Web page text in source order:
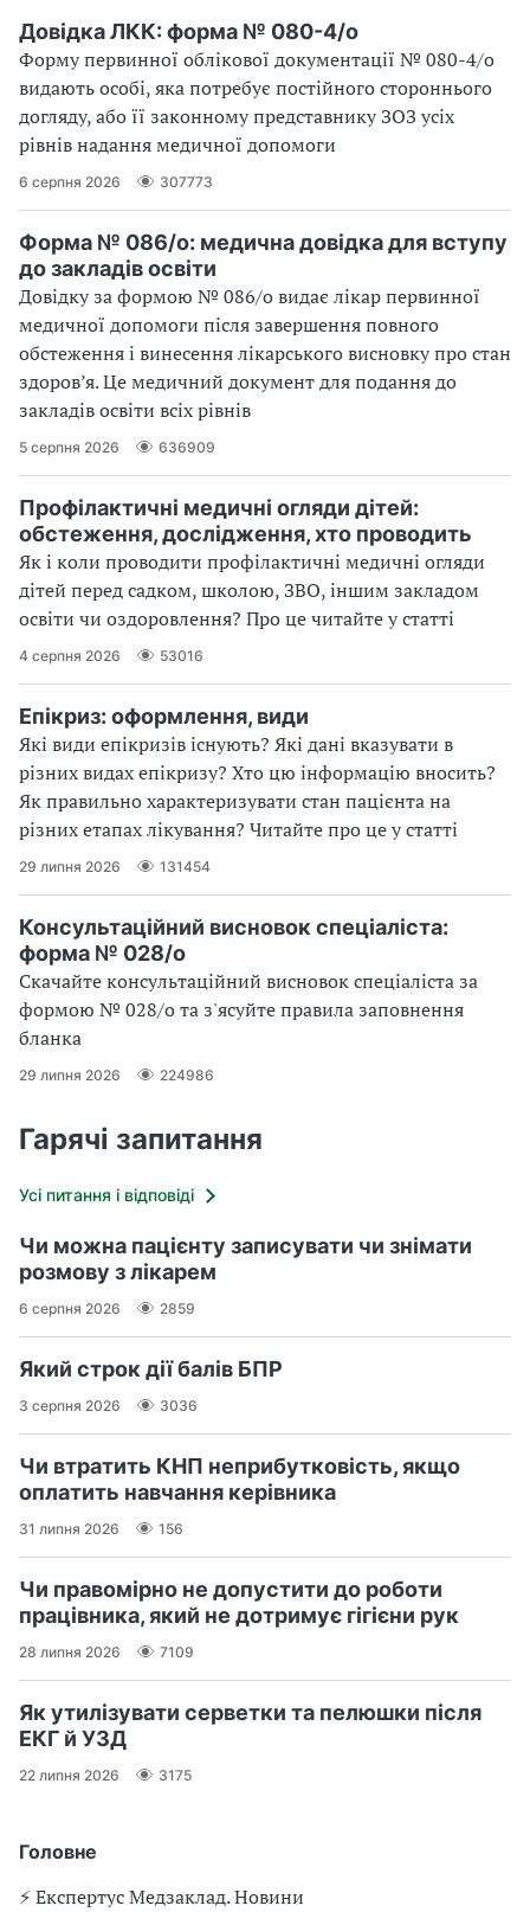
Головне
⚡️ Експертус Медзаклад. Новини
Довідка ЛКК: форма № 080-4/о
Форму первинної облікової документації № 080-4/о
видають особі, яка потребує постійного стороннього
догляду, або її законному представнику ЗОЗ усіх
рівнів надання медичної допомоги
6 серпня 2026 307773
Форма № 086/о: медична довідка для вступу
до закладів освіти
Довідку за формою № 086/о видає лікар первинної
медичної допомоги після завершення повного
обстеження і винесення лікарського висновку про стан
здоров’я. Це медичний документ для подання до
закладів освіти всіх рівнів
5 серпня 2026 636909
Профілактичні медичні огляди дітей:
обстеження, дослідження, хто проводить
Як і коли проводити профілактичні медичні огляди
дітей перед садком, школою, ЗВО, іншим закладом
освіти чи оздоровлення? Про це читайте у статті
4 серпня 2026 53016
Епікриз: оформлення, види
Які види епікризів існують? Які дані вказувати в
різних видах епікризу? Хто цю інформацію вносить?
Як правильно характеризувати стан пацієнта на
різних етапах лікування? Читайте про це у статті
29 липня 2026 131454
Консультаційний висновок спеціаліста:
форма № 028/о
Скачайте консультаційний висновок спеціаліста за
формою № 028/о та з'ясуйте правила заповнення
бланка
29 липня 2026 224986
Гарячі запитання
Усі питання і відповіді
Чи можна пацієнту записувати чи знімати
розмову з лікарем
6 серпня 2026 2859
Який строк дії балів БПР
3 серпня 2026 3036
Чи втратить КНП неприбутковість, якщо
оплатить навчання керівника
31 липня 2026 156
Чи правомірно не допустити до роботи
працівника, який не дотримує гігієни рук
28 липня 2026 7109
Як утилізувати серветки та пелюшки після
ЕКГ й УЗД
22 липня 2026 3175